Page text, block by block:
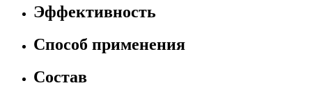
Эффективность
Способ применения
Состав